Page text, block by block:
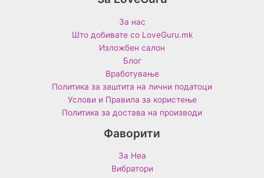
За нас
Што добивате со LoveGuru.mk
Изложбен салон
Блог
Вработување
Политика за заштита на лични податоци
Услови и Правила за користење
Политика за достава на производи
Фаворити
За Неа
Вибратори